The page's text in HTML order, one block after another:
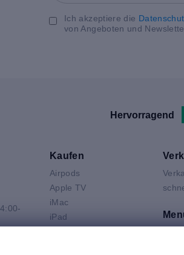
Ich akzeptiere die
von Angeboten und
Hervorragend
Kaufen
Airpods
Apple TV
iMac
iPad